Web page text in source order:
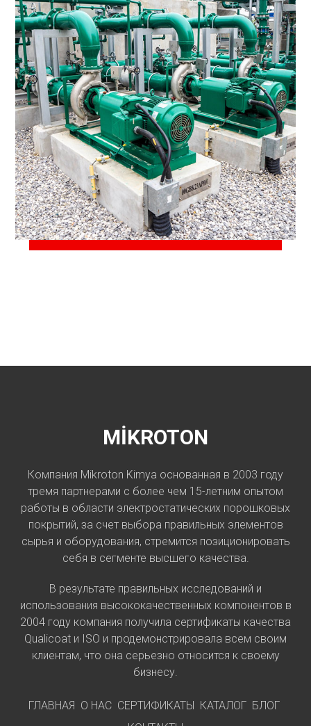
MİKROTON
Компания Mikroton Kimya основанная в 2003 году
тремя партнерами с более чем 15-летним опытом
работы в области электростатических порошковых
покрытий, за счет выбора правильных элементов
сырья и оборудования, стремится позиционировать
себя в сегменте высшего качества.
В результате правильных исследований и
использования высококачественных компонентов в
2004 году компания получила сертификаты качества
Qualicoat и ISO и продемонстрировала всем своим
клиентам, что она серьезно относится к своему
бизнесу.
ГЛАВНАЯ О НАС СЕРТИФИКАТЫ КАТАЛОГ БЛОГ